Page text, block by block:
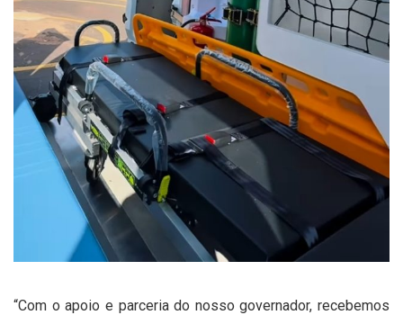
“Com o apoio e parceria do nosso governador, recebemos